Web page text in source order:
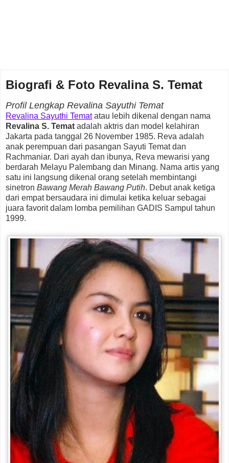
Biografi & Foto Revalina S. Temat
Profil Lengkap Revalina Sayuthi Temat
Revalina Sayuthi Tematatau lebih dikenal dengan nama
Revalina S. Temat adalah aktris dan model kelahiran
Jakarta pada tanggal 26 November 1985. Reva adalah
anak perempuan dari pasangan Sayuti Temat dan
Rachmaniar. Dari ayah dan ibunya, Reva mewarisi yang
berdarah Melayu Palembang dan Minang. Nama artis yang
satu ini langsung dikenal orang setelah membintangi
sinetron Bawang Merah Bawang Putih. Debut anak ketiga
dari empat bersaudara ini dimulai ketika keluar sebagai
juara favorit dalam lomba pemilihan GADIS Sampul tahun
1999.